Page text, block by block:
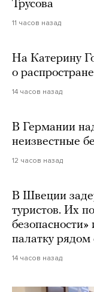
Трусова
11 часов назад
На Катерину
о
14 часов назад
В Германии
неизвестные
12 часов назад
В Швеции
туристов. Их
безопасности»
палатку
14 часов назад